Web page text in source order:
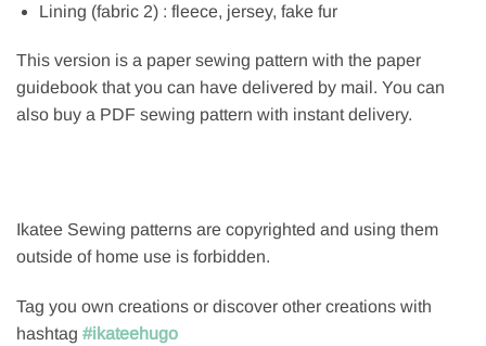
Lining (fabric 2) : fleece, jersey, fake fur
This version is a paper sewing pattern with the paper
guidebook that you can have delivered by mail. You can
also buy a PDF sewing pattern with instant delivery.
Ikatee Sewing patterns are copyrighted and using them
outside of home use is forbidden.
Tag you own creations or discover other creations with
hashtag #ikateehugo